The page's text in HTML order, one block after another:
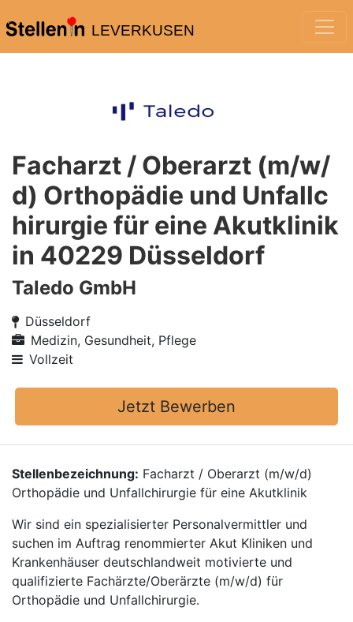
LEVERKUSEN
Facharzt / Oberarzt (m/w/
d) Orthopädie und Unfallc
hirurgie für eine Akutklinik
in 40229 Düsseldorf
Taledo GmbH
Düsseldorf
Medizin, Gesundheit, Pflege
Vollzeit
Jetzt Bewerben
Stellenbezeichnung: Facharzt / Oberarzt (m/w/d)
Orthopädie und Unfallchirurgie für eine Akutklinik
Wir sind ein spezialisierter Personalvermittler und
suchen im Auftrag renommierter Akut Kliniken und
Krankenhäuser deutschlandweit motivierte und
qualifizierte Fachärzte/Oberärzte (m/w/d) für
Orthopädie und Unfallchirurgie.